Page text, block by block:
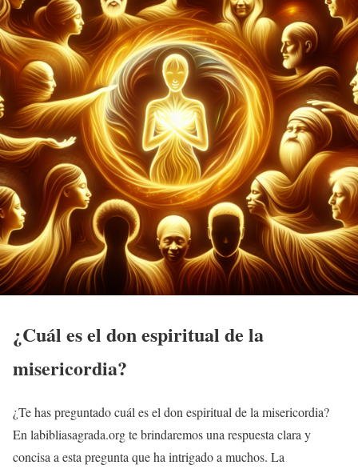
¿Cuál es el don espiritual de la
misericordia?
¿Te has preguntado cuál es el don espiritual de la misericordia?
En labibliasagrada.org te brindaremos una respuesta clara y
concisa a esta pregunta que ha intrigado a muchos. La